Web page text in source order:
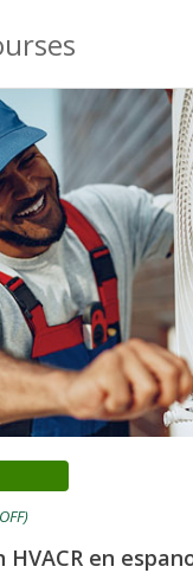
en